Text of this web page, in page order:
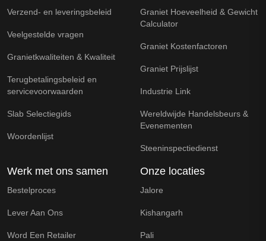
Verzend- en leveringsbeleid
Veelgestelde vragen
Granietkwaliteiten & Kwaliteit
Terugbetalingsbeleid en
servicevoorwaarden
Slab Selectiegids
Woordenlijst
Graniet Hoeveelheid & Gewicht
Calculator
Graniet Kostenfactoren
Graniet Prijslijst
Industrie Link
Wereldwijde Handelsbeurs &
Evenementen
Steeninspectiedienst
Werk met ons samen
Bestelproces
Lever Aan Ons
Word Een Retailer
Onze locaties
Jalore
Kishangarh
Pali